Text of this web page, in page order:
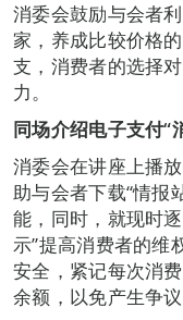
消委会鼓励与会者
家，养成比较价格
支，消费者的选择
力。
同场介绍电子支付“
消委会在讲座上播
助与会者下载“情报
能，同时，就现时
示”提高消费者的维
安全，紧记每次消
余额，以免产生争议